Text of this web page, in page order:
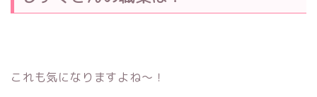
これも気になりますよね〜！